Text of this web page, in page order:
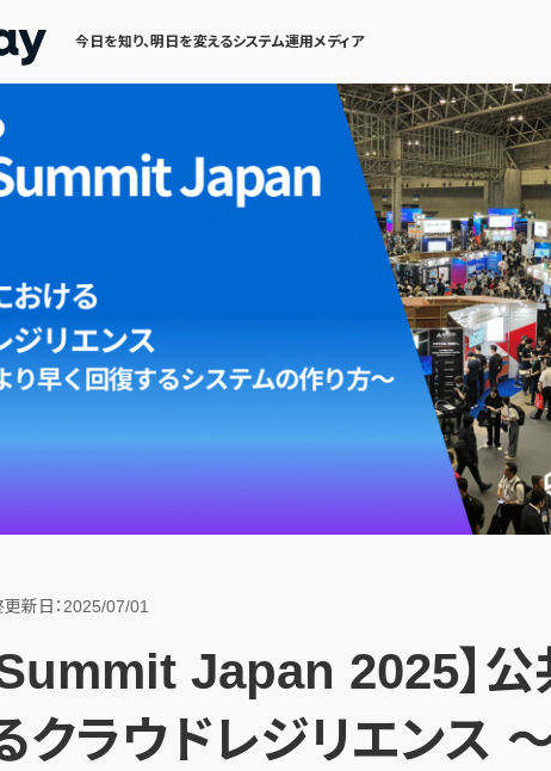
今日を知り、明日を変えるシステム運用メディア
新日：2025/07/01
Summit Japan 2025】公
クラウドレジリエンス